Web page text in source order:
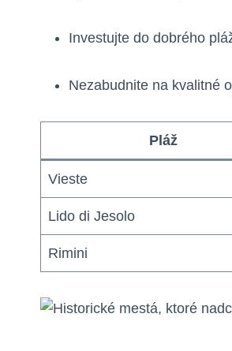
Investujte do dobrého
Nezabudnite na kvalitné
Pláž
Vieste
Lido di Jesolo
Rimini